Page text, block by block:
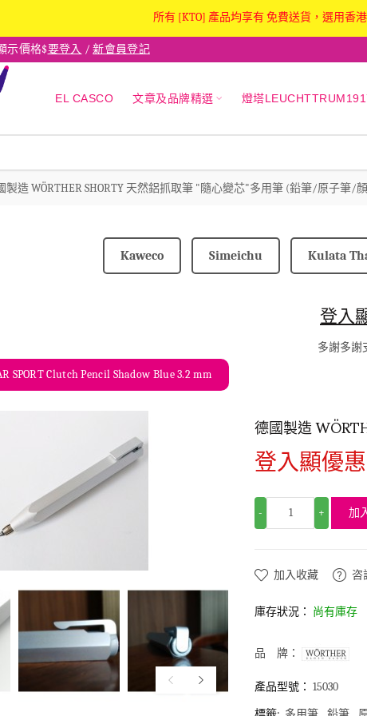
所有 [KTO] 產品均享有 免費送貨，選用香
示價格$要登入 /新會員登記
EL CASCO 文章及品牌精選 燈塔
製造 WÖRTHER SHORTY 天然鋁抓取筆 "隨心變芯"多用筆 (鉛筆/原子筆/
Kaweco Simeichu Kulata
登入
多謝多謝
SPORT Clutch Pencil Shadow Blue 3.2 mm
德國製造
登入顯優惠
- + 加
加入收藏 咨
庫存狀況： 尚有庫存
品 牌：
產品型號： 15030